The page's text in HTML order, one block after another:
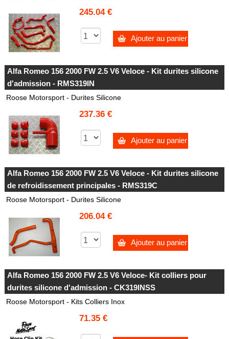
245.04 €
Ajouter au panier
Alfa Romeo 156 2000 FW 2.5 V6 Veloce - Kit durites silicone
d'admission - RMS319IN
Roose Motorsport - Durites Silicone
237.36 €
Ajouter au panier
Alfa Romeo 156 2000 FW 2.5 V6 Veloce - Kit durites silicone
de refroidissement principales - RMS319C
Roose Motorsport - Durites Silicone
206.04 €
Ajouter au panier
Alfa Romeo 156 2000 FW 2.5 V6 Veloce- Kit colliers pour
durites silicone d'admission - CK319INSS
Roose Motorsport - Kits Colliers Inox
71.35 €